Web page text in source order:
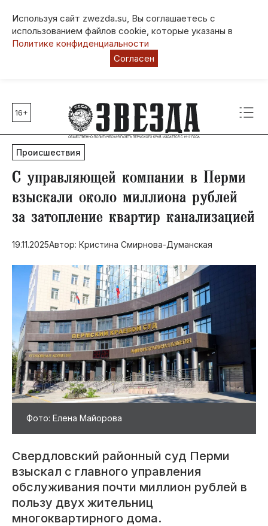
Используя сайт zwezda.su, Вы соглашаетесь с
использованием файлов cookie, которые указаны в
Политике конфиденциальности
Согласен
Главные темы
80 лет Победы
Молодежная столица РФ
СВО
Инфраструктура
Благоустройство
16+
Происшествия
С управляющей компании в Перми
взыскали около миллиона рублей
за затопление квартир канализацией
19.11.2025Автор: Кристина Смирнова-Думанская
Фото: Елена Майорова
Свердловский районный суд Перми
взыскал с главного управления
обслуживания почти миллион рублей в
пользу двух жительниц
многоквартирного дома.